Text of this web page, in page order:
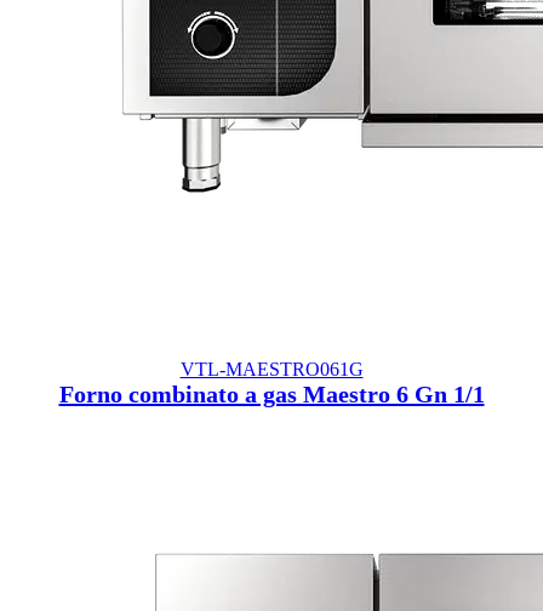
VTL-MAESTRO061G
Forno combinato a gas Maestro 6 Gn 1/1